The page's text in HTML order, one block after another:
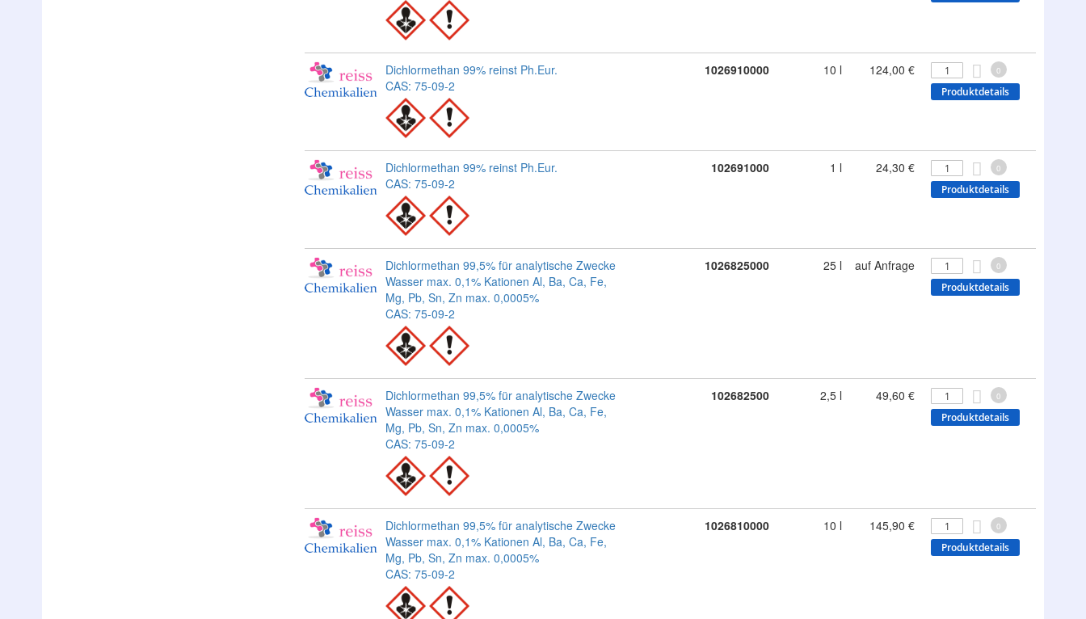
Dichlormethan 99% reinst Ph.Eur.
CAS: 75-09-2
1026910000 10 l 124,00 € 0
Produktdetails
Dichlormethan 99% reinst Ph.Eur.
CAS: 75-09-2
102691000 1 l 24,30 € 0
Produktdetails
Dichlormethan 99,5% für analytische Zwecke
Wasser max. 0,1% Kationen Al, Ba, Ca, Fe,
Mg, Pb, Sn, Zn max. 0,0005%
CAS: 75-09-2
1026825000 25 l auf Anfrage 0
Produktdetails
Dichlormethan 99,5% für analytische Zwecke
Wasser max. 0,1% Kationen Al, Ba, Ca, Fe,
Mg, Pb, Sn, Zn max. 0,0005%
CAS: 75-09-2
102682500 2,5 l 49,60 € 0
Produktdetails
Dichlormethan 99,5% für analytische Zwecke
Wasser max. 0,1% Kationen Al, Ba, Ca, Fe,
Mg, Pb, Sn, Zn max. 0,0005%
CAS: 75-09-2
1026810000 10 l 145,90 € 0
Produktdetails